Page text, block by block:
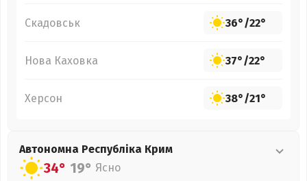
Скадовськ 36°/22°
Нова Каховка 37°/22°
Херсон 38°/21°
Автономна Республіка Крим
34° 19° Ясно